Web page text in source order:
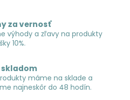
za vernosť
výhody a zľavy na produkty
10%.
máme na sklade a
najneskôr do 48 hodín.